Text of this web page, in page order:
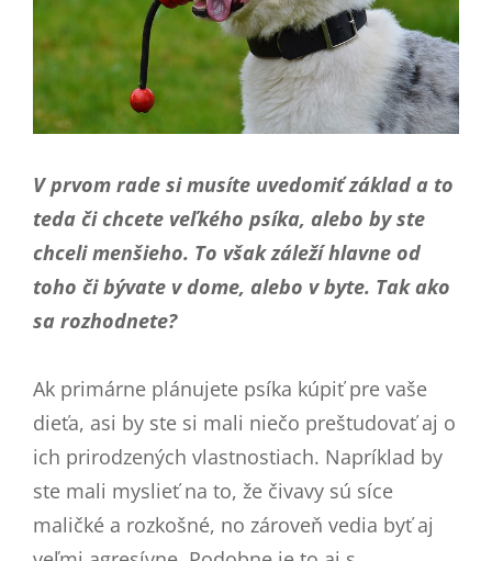
V prvom rade si musíte uvedomiť základ a to
teda či chcete veľkého psíka, alebo by ste
chceli menšieho. To však záleží hlavne od
toho či bývate v dome, alebo v byte. Tak ako
sa rozhodnete?
Ak primárne plánujete psíka kúpiť pre vaše
dieťa, asi by ste si mali niečo preštudovať aj o
ich prirodzených vlastnostiach. Napríklad by
ste mali myslieť na to, že čivavy sú síce
maličké a rozkošné, no zároveň vedia byť aj